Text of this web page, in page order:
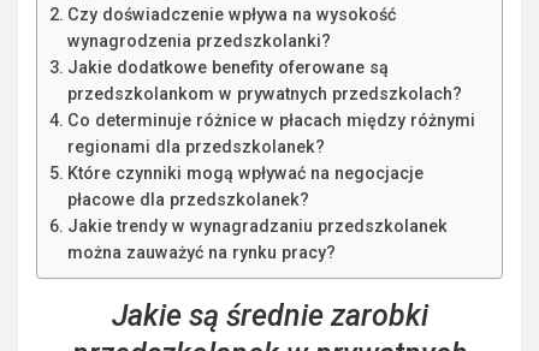
Czy doświadczenie wpływa na wysokość
wynagrodzenia przedszkolanki?
Jakie dodatkowe benefity oferowane są
przedszkolankom w prywatnych przedszkolach?
Co determinuje różnice w płacach między różnymi
regionami dla przedszkolanek?
Które czynniki mogą wpływać na negocjacje
płacowe dla przedszkolanek?
Jakie trendy w wynagradzaniu przedszkolanek
można zauważyć na rynku pracy?
Jakie są średnie zarobki